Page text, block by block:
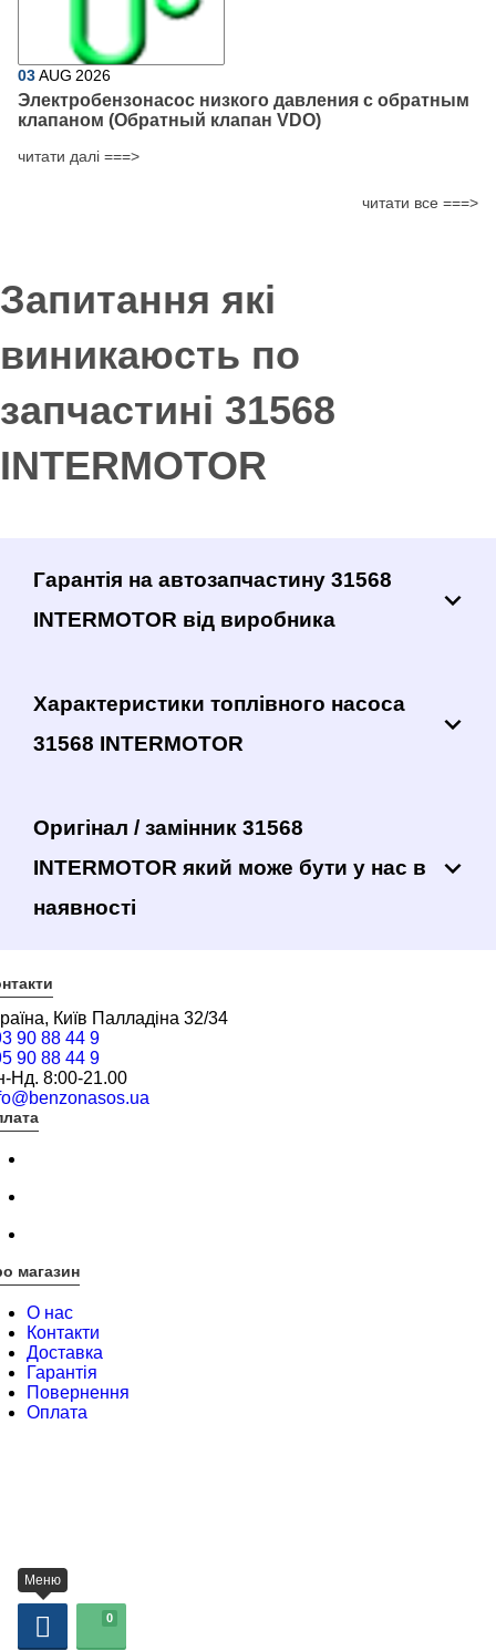
03AUG 2026
Электробензонасос низкого давления с обратным
клапаном (Обратный клапан VDO)
читати далі ===>
читати все ===>
Запитання які
виникаюсть по
запчастині 31568
INTERMOTOR
Гарантія на автозапчастину 31568
INTERMOTOR від виробника
Характеристики топлівного насоса
31568 INTERMOTOR
Оригінал / замінник 31568
INTERMOTOR який може бути у нас в
наявності
Київ Палладіна 32/34
90 88 44 9
90 88 44 9
Нд. 8:00-21.00
магазин
О нас
Контакти
Доставка
Гарантія
Повернення
Оплата
Меню
0